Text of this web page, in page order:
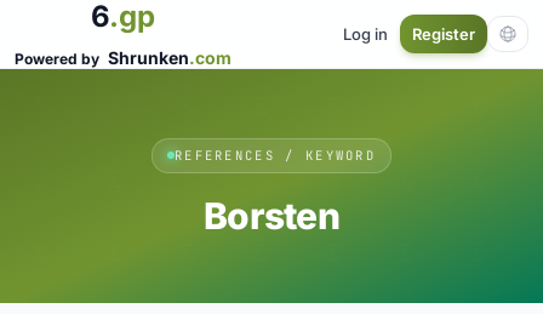
6.gp
Powered by Shrunken.com
Log in Register
REFERENCES / KEYWORD
Borsten